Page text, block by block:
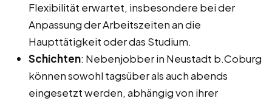
Flexibilität erwartet, insbesondere bei der
Anpassung der Arbeitszeiten an die
Haupttätigkeit oder das Studium.
Schichten: Nebenjobber in Neustadt b.Coburg
können sowohl tagsüber als auch abends
eingesetzt werden, abhängig von ihrer